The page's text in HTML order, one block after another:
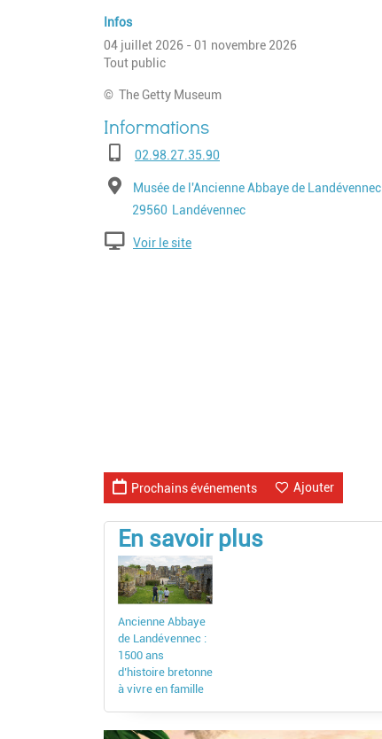
Infos
04 juillet 2026 - 01 novembre 2026
Tout public
© The Getty Museum
Téléphone02.98.27.35.90
AdresseMusée de l'Ancienne Abbaye de Landévennec
Code postal
29560 Ville
Landévennec
Voir le site
Ajouter
Prochains événements
En savoir plus
Ancienne Abbaye
de Landévennec :
1500 ans
d’histoire bretonne
à vivre en famille